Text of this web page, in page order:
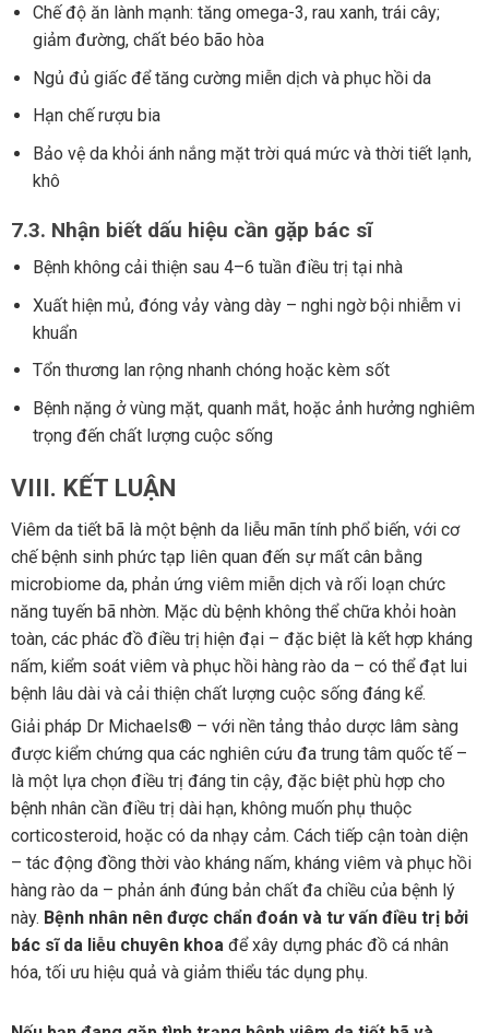
Chế độ ăn lành mạnh: tăng omega-3, rau xanh, trái cây;
giảm đường, chất béo bão hòa
Ngủ đủ giấc để tăng cường miễn dịch và phục hồi da
Hạn chế rượu bia
Bảo vệ da khỏi ánh nắng mặt trời quá mức và thời tiết lạnh,
khô
7.3. Nhận biết dấu hiệu cần gặp bác sĩ
Bệnh không cải thiện sau 4–6 tuần điều trị tại nhà
Xuất hiện mủ, đóng vảy vàng dày – nghi ngờ bội nhiễm vi
khuẩn
Tổn thương lan rộng nhanh chóng hoặc kèm sốt
Bệnh nặng ở vùng mặt, quanh mắt, hoặc ảnh hưởng nghiêm
trọng đến chất lượng cuộc sống
VIII. KẾT LUẬN
Viêm da tiết bã là một bệnh da liễu mãn tính phổ biến, với cơ
chế bệnh sinh phức tạp liên quan đến sự mất cân bằng
microbiome da, phản ứng viêm miễn dịch và rối loạn chức
năng tuyến bã nhờn. Mặc dù bệnh không thể chữa khỏi hoàn
toàn, các phác đồ điều trị hiện đại – đặc biệt là kết hợp kháng
nấm, kiểm soát viêm và phục hồi hàng rào da – có thể đạt lui
bệnh lâu dài và cải thiện chất lượng cuộc sống đáng kể.
Giải pháp Dr Michaels® – với nền tảng thảo dược lâm sàng
được kiểm chứng qua các nghiên cứu đa trung tâm quốc tế –
là một lựa chọn điều trị đáng tin cậy, đặc biệt phù hợp cho
bệnh nhân cần điều trị dài hạn, không muốn phụ thuộc
corticosteroid, hoặc có da nhạy cảm. Cách tiếp cận toàn diện
– tác động đồng thời vào kháng nấm, kháng viêm và phục hồi
hàng rào da – phản ánh đúng bản chất đa chiều của bệnh lý
này. Bệnh nhân nên được chẩn đoán và tư vấn điều trị bởi
bác sĩ da liễu chuyên khoađể xây dựng phác đồ cá nhân
hóa, tối ưu hiệu quả và giảm thiểu tác dụng phụ.